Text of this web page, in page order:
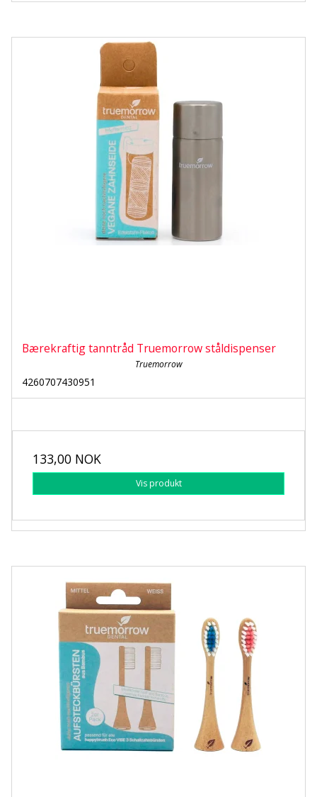
Bærekraftig tanntråd Truemorrow ståldispenser
Truemorrow
4260707430951
133,00 NOK
Vis produkt